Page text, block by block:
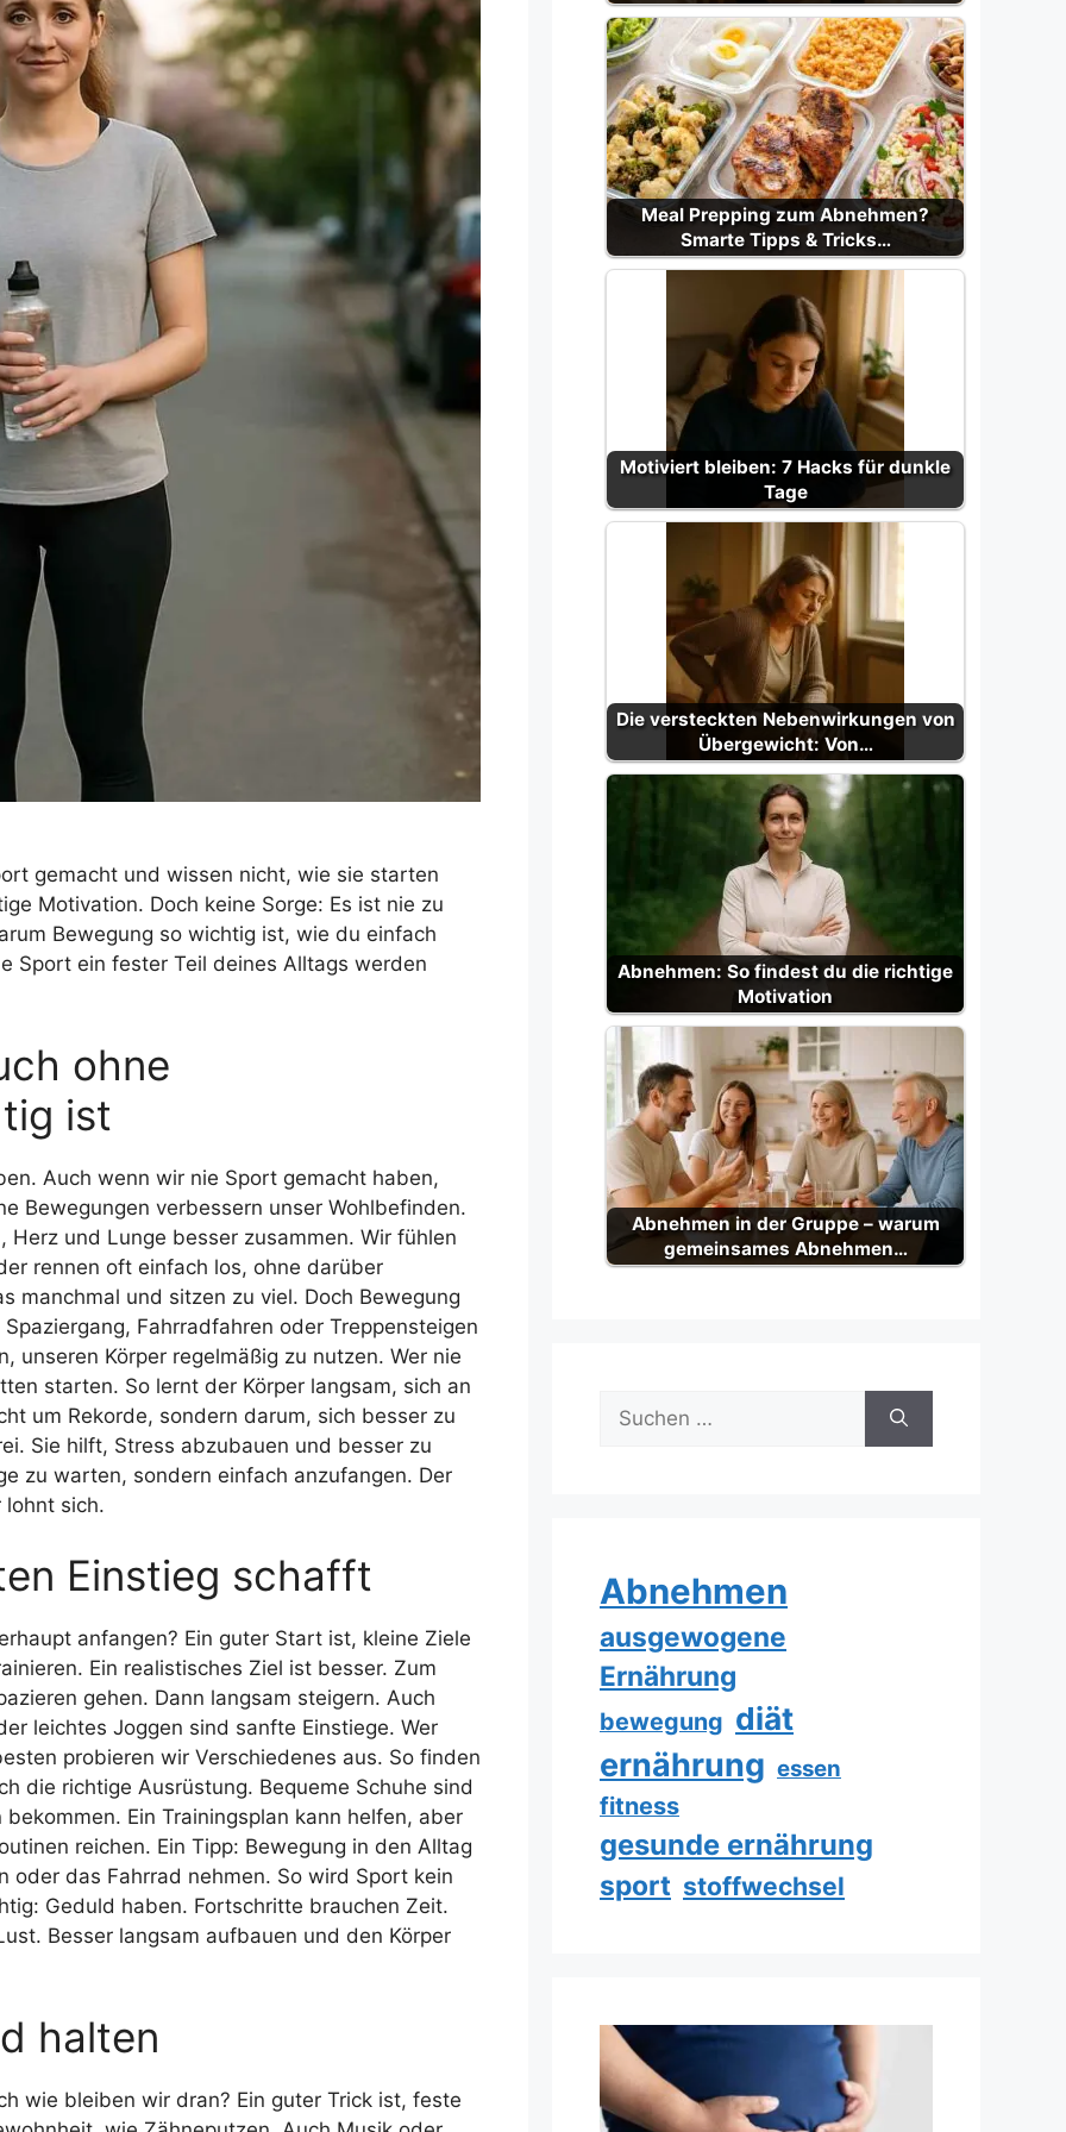
gemacht und wissen nicht, wie sie starten
Motivation. Doch keine Sorge: Es ist nie zu
Bewegung so wichtig ist, wie du einfach
Sport ein fester Teil deines Alltags werden
ohne
ist
Auch wenn wir nie Sport gemacht haben,
Bewegungen verbessern unser Wohlbefinden.
und Lunge besser zusammen. Wir fühlen
rennen oft einfach los, ohne darüber
manchmal und sitzen zu viel. Doch Bewegung
Fahrradfahren oder Treppensteigen
unseren Körper regelmäßig zu nutzen. Wer nie
starten. So lernt der Körper langsam, sich an
um Rekorde, sondern darum, sich besser zu
Sie hilft, Stress abzubauen und besser zu
zu warten, sondern einfach anzufangen. Der
sich.
Einstieg schafft
anfangen? Ein guter Start ist, kleine Ziele
Ein realistisches Ziel ist besser. Zum
gehen. Dann langsam steigern. Auch
leichtes Joggen sind sanfte Einstiege. Wer
probieren wir Verschiedenes aus. So finden
die richtige Ausrüstung. Bequeme Schuhe sind
Ein Trainingsplan kann helfen, aber
reichen. Ein Tipp: Bewegung in den Alltag
oder das Fahrrad nehmen. So wird Sport kein
Geduld haben. Fortschritte brauchen Zeit.
Besser langsam aufbauen und den Körper
halten
wie bleiben wir dran? Ein guter Trick ist, feste
Meal Prepping zum Abnehmen?
Smarte Tipps & Tricks…
Motiviert bleiben: 7 Hacks für dunkle
Tage
Die versteckten Nebenwirkungen von
Übergewicht: Von…
Abnehmen: So findest du die richtige
Motivation
Abnehmen in der Gruppe – warum
gemeinsames Abnehmen…
Suche
nach:
Abnehmen
ausgewogene
Ernährung
bewegung diät
ernährung essen
fitness
gesunde ernährung
sport stoffwechsel